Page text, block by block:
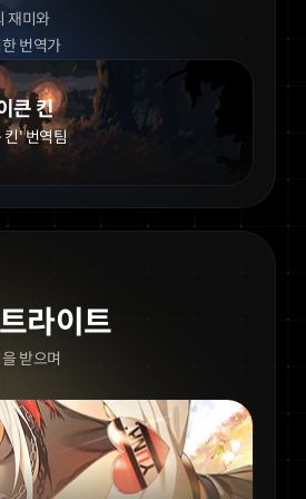
재미와
번역가
큰 킨
킨' 번역팀
라이트
받으며